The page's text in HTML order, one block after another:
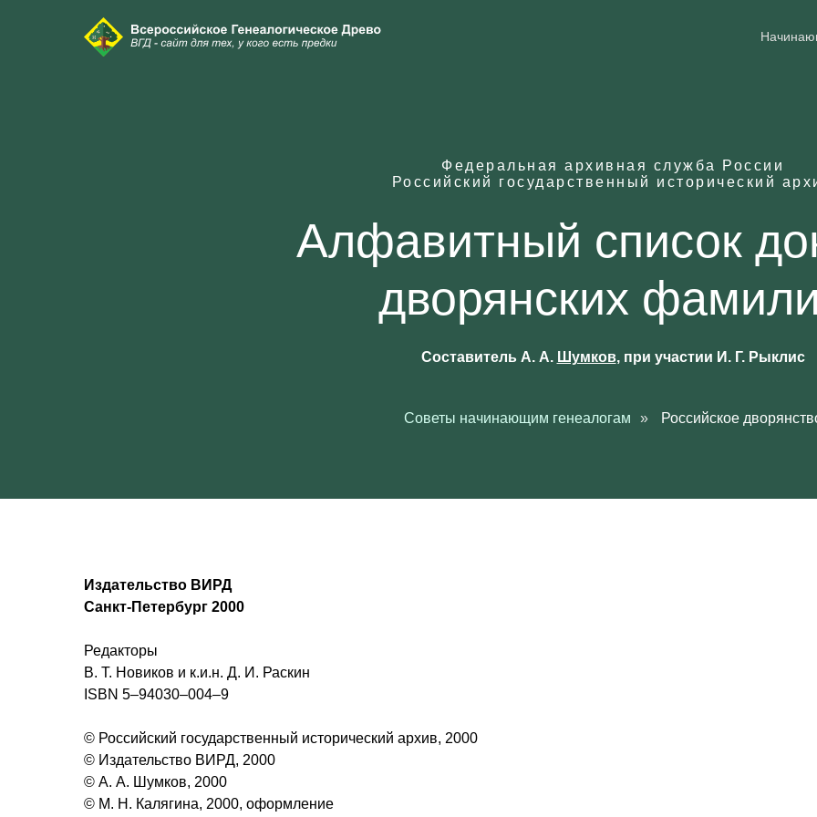
Федеральная архивная служба России
Российский государственный исторический
Алфавитный список
дворянских
Составитель А. А. Шумков, при участии И. Г. Рыклис
Советы начинающим генеалогам » Российское
Издательство ВИРД
Санкт-Петербург 2000
Редакторы
В. Т. Новиков и к.и.н. Д. И. Раскин
ISBN 5–94030–004–9
© Российский государственный исторический архив, 2000
© Издательство ВИРД, 2000
© А. А. Шумков, 2000
© М. Н. Калягина, 2000, оформление